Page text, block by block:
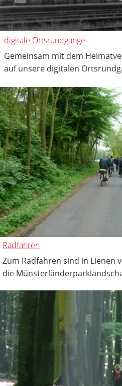
digitale Ortsrundgänge
Gemeinsam mit dem
auf unsere digitalen
Radfahren
Zum Radfahren sind in Lienen
die